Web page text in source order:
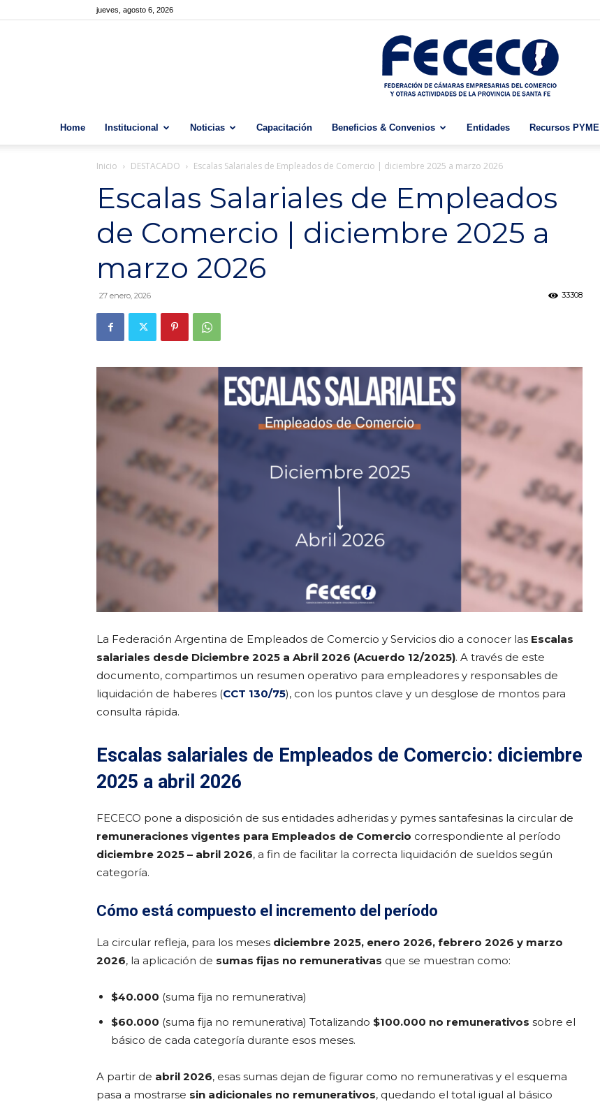
jueves, agosto 6, 2026
Home Institucional Noticias Capacitación Beneficios & Convenios Entidades Recursos PYME
Inicio DESTACADO Escalas Salariales de Empleados de Comercio | diciembre 2025 a marzo 2026
Escalas Salariales de Empleados
de Comercio | diciembre 2025 a
marzo 2026
27 enero, 2026 33308
La Federación Argentina de Empleados de Comercio y Servicios dio a conocer las Escalas
salariales desde Diciembre 2025 a Abril 2026 (Acuerdo 12/2025). A través de este
documento, compartimos un resumen operativo para empleadores y responsables de
liquidación de haberes (CCT 130/75), con los puntos clave y un desglose de montos para
consulta rápida.
Escalas salariales de Empleados de Comercio: diciembre
2025 a abril 2026
FECECO pone a disposición de sus entidades adheridas y pymes santafesinas la circular de
remuneraciones vigentes para Empleados de Comercio correspondiente al período
diciembre 2025 – abril 2026, a fin de facilitar la correcta liquidación de sueldos según
categoría.
Cómo está compuesto el incremento del período
La circular refleja, para los meses diciembre 2025, enero 2026, febrero 2026 y marzo
2026, la aplicación de sumas fijas no remunerativas que se muestran como:
$40.000 (suma fija no remunerativa)
$60.000 (suma fija no remunerativa) Totalizando $100.000 no remunerativos sobre el
básico de cada categoría durante esos meses.
A partir de abril 2026, esas sumas dejan de figurar como no remunerativas y el esquema
pasa a mostrarse sin adicionales no remunerativos, quedando el total igual al básico